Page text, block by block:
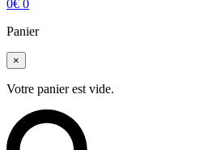
0€ 0
Panier
×
Votre panier est vide.